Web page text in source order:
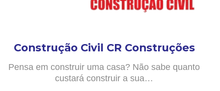
Construção Civil CR Construções
Pensa em construir uma casa? Não sabe quanto
custará construir a sua…